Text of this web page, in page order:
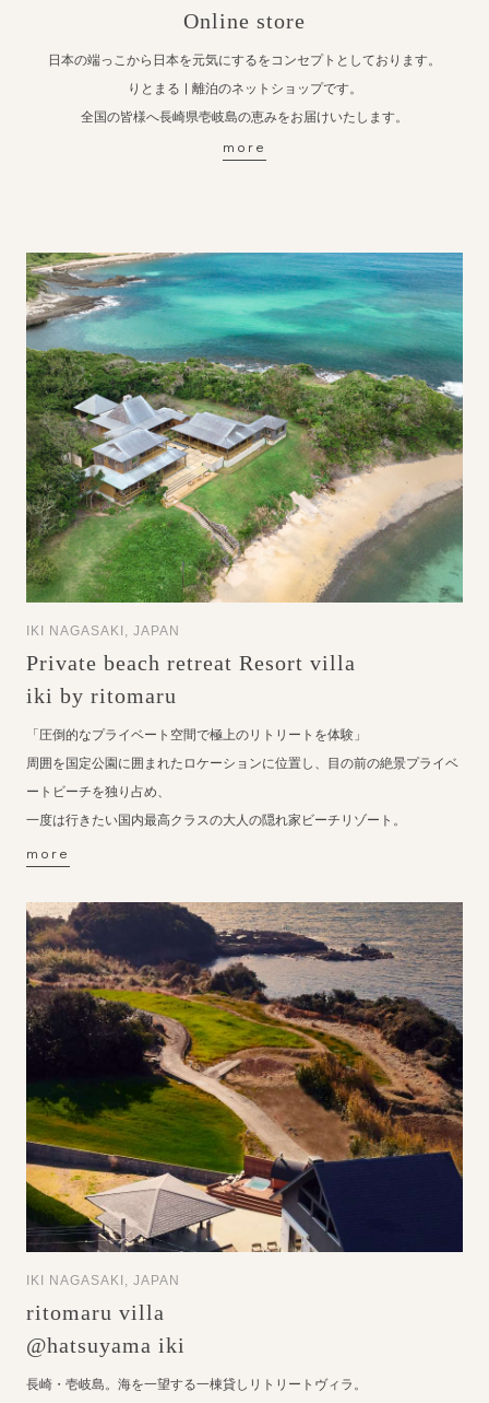
Online store
日本の端っこから日本を元気にするをコンセプトとしております。
りとまる | 離泊のネットショップです。
全国の皆様へ長崎県壱岐島の恵みをお届けいたします。
more
IKI NAGASAKI, JAPAN
Private beach retreat Resort villa
iki by ritomaru
「圧倒的なプライベート空間で極上のリトリートを体験」
周囲を国定公園に囲まれたロケーションに位置し、目の前の絶景プライベ
ートビーチを独り占め、
一度は行きたい国内最高クラスの大人の隠れ家ビーチリゾート。
more
IKI NAGASAKI, JAPAN
ritomaru villa
@hatsuyama iki
長崎・壱岐島。海を一望する一棟貸しリトリートヴィラ。